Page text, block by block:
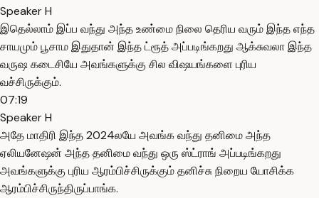
Speaker H
இதெல்லாம் இப்ப வந்து அந்த உண்மை நிலை தெரிய வரும் இந்த எந்த
சாயமும் பூசாம இதுதான் இந்த ட்ரூத் அப்படிங்கறது ஆக்சுவலா இந்த
வருஷ கடைசியே அவங்களுக்கு சில விஷயங்களை புரிய
வச்சிருக்கும்.
07:19
Speaker H
அதே மாதிரி இந்த 2024லயே அவங்க வந்து தனிமை அந்த
ஏலியனேஷன் அந்த தனிமை வந்து ஒரு ஸ்ட்ராங் அப்படிங்கறது
அவங்களுக்கு புரிய ஆரம்பிச்சிருக்கும் தனிச்சு நிறைய யோசிக்க
ஆரம்பிச்சிருந்திருப்பாங்க.